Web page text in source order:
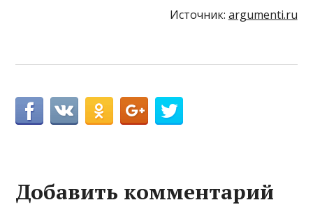
Источник: argumenti.ru
Добавить комментарий